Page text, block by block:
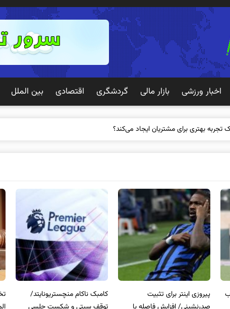
اخبار ورزشی بازار مالی گردشگری اقتصادی بین الملل
کامبک ناکام منچستریونایتد/
تخلفات مالی در هیئت رشته‌ای